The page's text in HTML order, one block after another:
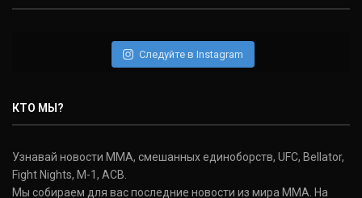
Следуйте в Instagram
КТО МЫ?
Узнавай новости ММА, смешанных единоборств, UFC, Bellator,
Fight Nights, M-1, ACB.
Мы собираем для вас последние новости из мира ММА. На